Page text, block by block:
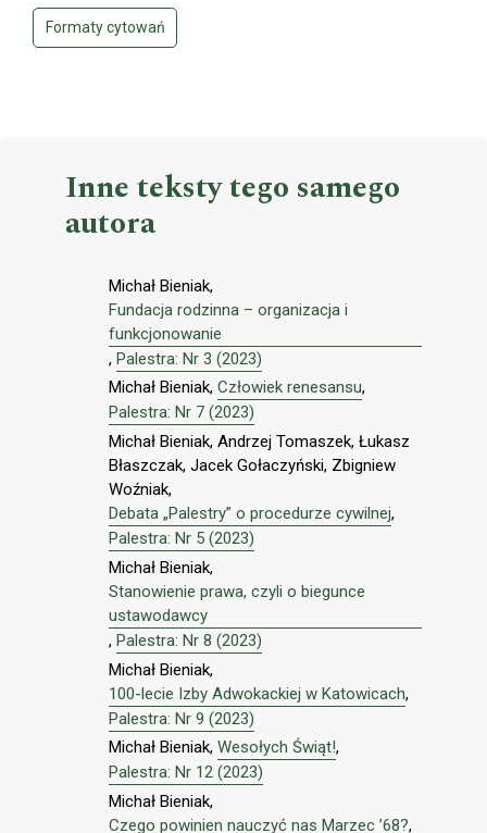
Formaty cytowań
Inne teksty tego samego
autora
Michał Bieniak,
Fundacja rodzinna – organizacja i
funkcjonowanie
, Palestra: Nr 3 (2023)
Michał Bieniak, Człowiek renesansu,
Palestra: Nr 7 (2023)
Michał Bieniak, Andrzej Tomaszek, Łukasz
Błaszczak, Jacek Gołaczyński, Zbigniew
Woźniak,
Debata „Palestry” o procedurze cywilnej,
Palestra: Nr 5 (2023)
Michał Bieniak,
Stanowienie prawa, czyli o biegunce
ustawodawcy
, Palestra: Nr 8 (2023)
Michał Bieniak,
100-lecie Izby Adwokackiej w Katowicach,
Palestra: Nr 9 (2023)
Michał Bieniak, Wesołych Świąt!,
Palestra: Nr 12 (2023)
Michał Bieniak,
Czego powinien nauczyć nas Marzec ’68?,